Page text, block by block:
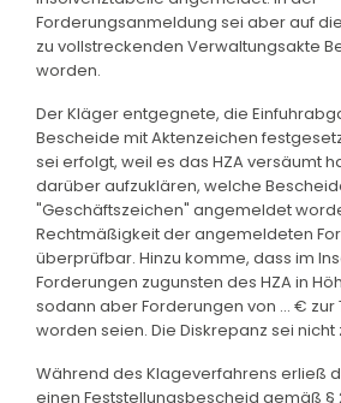
Forderungsanmeldung sei aber auf
zu vollstreckenden Verwaltungsakte
worden.
Der Kläger entgegnete, die
Bescheide mit Aktenzeichen
sei erfolgt, weil es das HZA versäumt
darüber aufzuklären, welche
"Geschäftszeichen" angemeldet
Rechtmäßigkeit der angemeldeten
überprüfbar. Hinzu komme, dass im
Forderungen zugunsten des HZA in
sodann aber Forderungen von ... €
worden seien. Die Diskrepanz sei nicht
Während des Klageverfahrens erließ
einen Feststellungsbescheid gemäß §